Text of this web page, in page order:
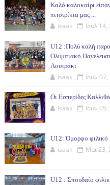
Καλό καλοκαίρι
πιτσιρίκια μας ...
isaak Ιουλ 14,
U12 :Πολύ καλή
Ολυμπιακό
Λουτράκι
isaak Ιουν
Οι Εσπερίδες
isaak Ιουν
U12: Όμορφο φιλικό
isaak Μαι 23,
U12 : Σπουδαίο